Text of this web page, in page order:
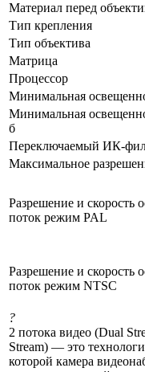
Материал перед
Тип крепления
Тип объектива
Матрица
Процессор
Минимальная
Минимальная
б
Переключаемый ИК-
Максимальное
Разрешение и скорость
поток режим PAL
Разрешение и скорость
поток режим NTSC
?
2 потока видео (Dual
Stream) — это
которой камера